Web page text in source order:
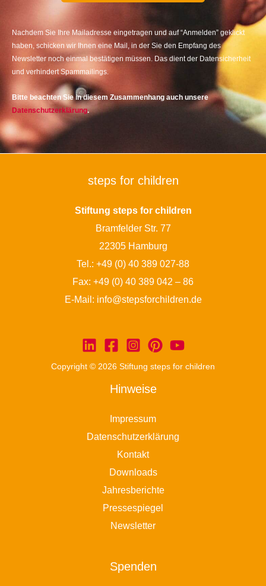
Nachdem Sie Ihre Mailadresse eingetragen und auf “Anmelden” geklickt
haben, schicken wir Ihnen eine Mail, in der Sie den Empfang des
Newsletter noch einmal bestätigen müssen. Das dient der Datensicherheit
und verhindert Spammailings.
Bitte beachten Sie in diesem Zusammenhang auch unsere
Datenschutzerklärung.
steps for children
Stiftung steps for children
Bramfelder Str. 77
22305 Hamburg
Tel.: +49 (0) 40 389 027-88
Fax: +49 (0) 40 389 042 – 86
E-Mail: info@stepsforchildren.de
Copyright © 2026 Stiftung steps for children
Hinweise
Impressum
Datenschutzerklärung
Kontakt
Downloads
Jahresberichte
Pressespiegel
Newsletter
Spenden